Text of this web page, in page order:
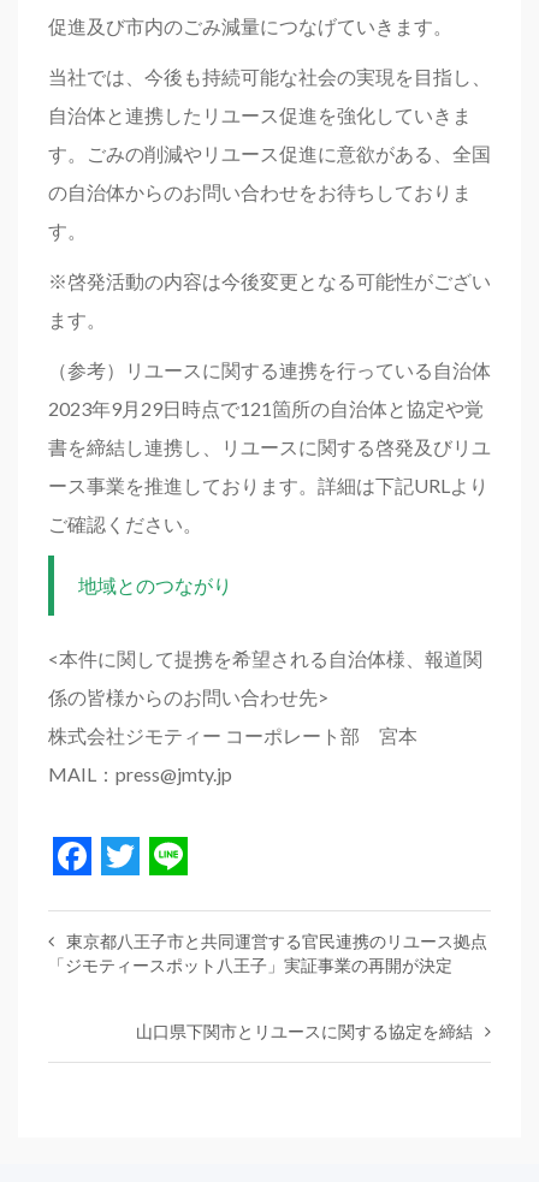
促進及び市内のごみ減量につなげていきます。
当社では、今後も持続可能な社会の実現を目指し、
自治体と連携したリユース促進を強化していきま
す。ごみの削減やリユース促進に意欲がある、全国
の自治体からのお問い合わせをお待ちしておりま
す。
※啓発活動の内容は今後変更となる可能性がござい
ます。
（参考）リユースに関する連携を行っている自治体
2023年9月29日時点で121箇所の自治体と協定や覚
書を締結し連携し、リユースに関する啓発及びリユ
ース事業を推進しております。詳細は下記URLより
ご確認ください。
地域とのつながり
<本件に関して提携を希望される自治体様、報道関
係の皆様からのお問い合わせ先>
株式会社ジモティー コーポレート部 宮本
MAIL：press@jmty.jp
Facebook
Twitter
東京都八王子市と共同運営する官民連携のリユース拠点
「ジモティースポット八王子」実証事業の再開が決定
山口県下関市とリユースに関する協定を締結